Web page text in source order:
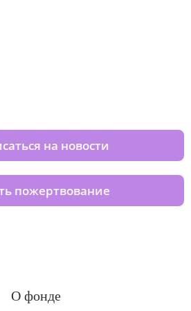
на новости
пожертвование
О фонде